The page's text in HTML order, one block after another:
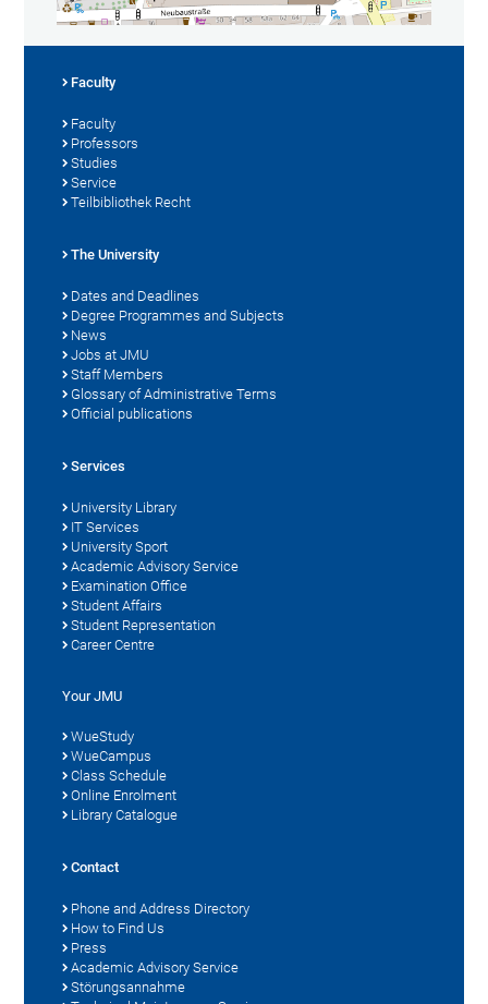
Faculty
Faculty
Professors
Studies
Service
Teilbibliothek Recht
The University
Dates and Deadlines
Degree Programmes and Subjects
News
Jobs at JMU
Staff Members
Glossary of Administrative Terms
Official publications
Services
University Library
IT Services
University Sport
Academic Advisory Service
Examination Office
Student Affairs
Student Representation
Career Centre
Your JMU
WueStudy
WueCampus
Class Schedule
Online Enrolment
Library Catalogue
Contact
Phone and Address Directory
How to Find Us
Press
Academic Advisory Service
Störungsannahme